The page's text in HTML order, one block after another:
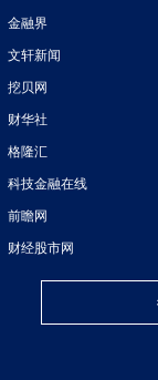
金融界
文轩新闻
挖贝网
财华社
格隆汇
科技金融在线
前瞻网
财经股市网